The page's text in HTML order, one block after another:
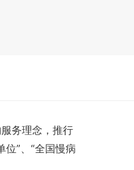
务理念，推行
”、“全国慢病